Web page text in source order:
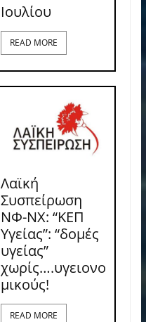
Ιουλίου
READ MORE
Λαϊκή
Συσπείρωση
ΝΦ-ΝΧ: “ΚΕΠ
Υγείας”: “δομές
υγείας”
χωρίς….υγειονο
μικούς!
READ MORE